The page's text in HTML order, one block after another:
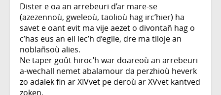
Dister e oa an arrebeuri d’ar mare-se
(azezennoù, gweleoù, taolioù hag irc’hier) ha
savet e oant evit ma vije aezet o divontañ hag o
c’has eus an eil lec’h d’egile, dre ma tiloje an
noblañsoù alies.
Ne taper goût hiroc’h war doareoù an arrebeuri
a-wechall nemet abalamour da perzhioù heverk
zo adalek fin ar XIVvet pe deroù ar XVvet kantved
zoken.